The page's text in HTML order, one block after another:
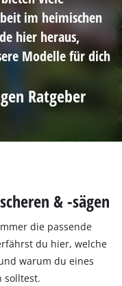
im heimischen
hier heraus,
Modelle für dich
Ratgeber
& -sägen
die passende
du hier, welche
warum du eines
solltest.